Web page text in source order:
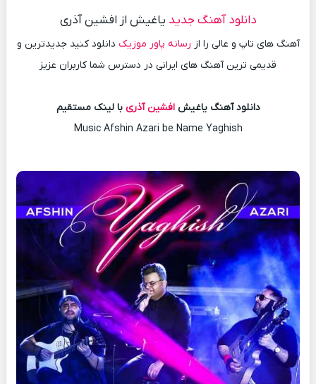
دانلود آهنگ جدید یاغیش از افشین آذری
آهنگ های تاپ و عالی را از رسانه پاور موزیک دانلود کنید جدیدترین و
قدیمی ترین آهنگ های ایرانی در دسترس شما کاربران عزیز
دانلود آهنگ یاغیشافشین آذری با لینک مستقیم
Music Afshin Azari be Name Yaghish